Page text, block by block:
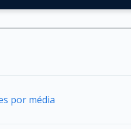
por média